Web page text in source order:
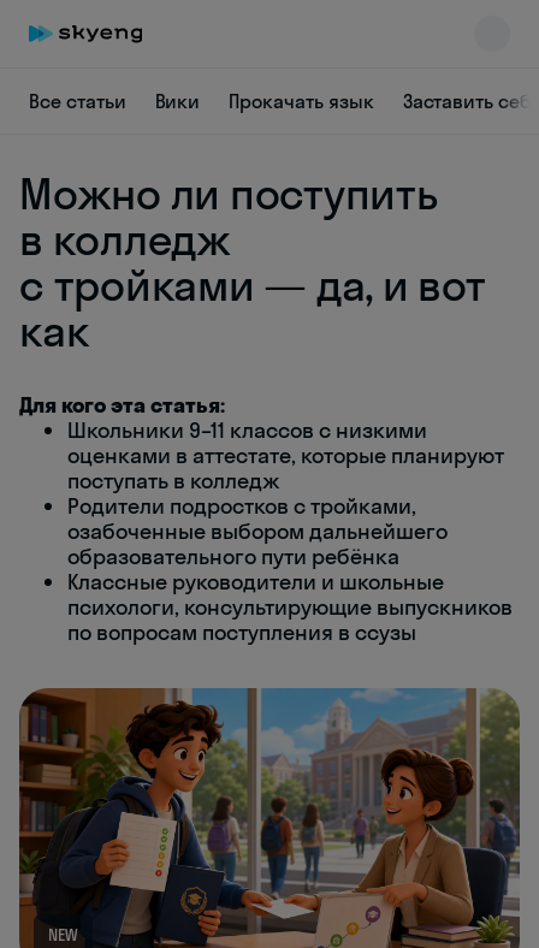
Все статьи Вики Прокачать язык Заставить
Можно ли поступить
в колледж
с тройками — да, и вот
как
Для кого эта статья:
Школьники 9–11 классов с низкими
оценками в аттестате, которые планируют
поступать в колледж
Родители подростков с тройками,
озабоченные выбором дальнейшего
образовательного пути ребёнка
Классные руководители и школьные
психологи, консультирующие выпускников
по вопросам поступления в ссузы
NEW
Skyeng Chat
online